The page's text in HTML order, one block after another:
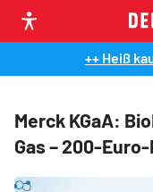
++ Heiß
Merck KGaA:
Gas – 200-